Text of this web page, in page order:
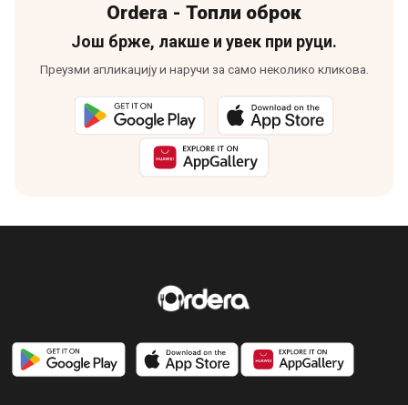
Ordera - Топли оброк
Још брже, лакше и увек при руци.
Преузми апликацију и наручи за само неколико кликова.